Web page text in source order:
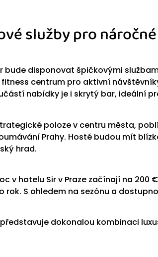
služby pro
bude disponovat špičkovými
centrum pro aktivní
nabídky je i skrytý bar, ideální
poloze v centru města,
Prahy. Hosté budou mít
hrad.
v hotelu Sir v Praze začínají na
rok. S ohledem na sezónu a
dokonalou kombinaci